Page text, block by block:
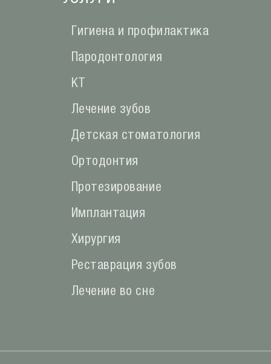
Гигиена и профилактика
Пародонтология
КТ
Лечение зубов
Детская стоматология
Ортодонтия
Протезирование
Имплантация
Хирургия
Реставрация зубов
Лечение во сне